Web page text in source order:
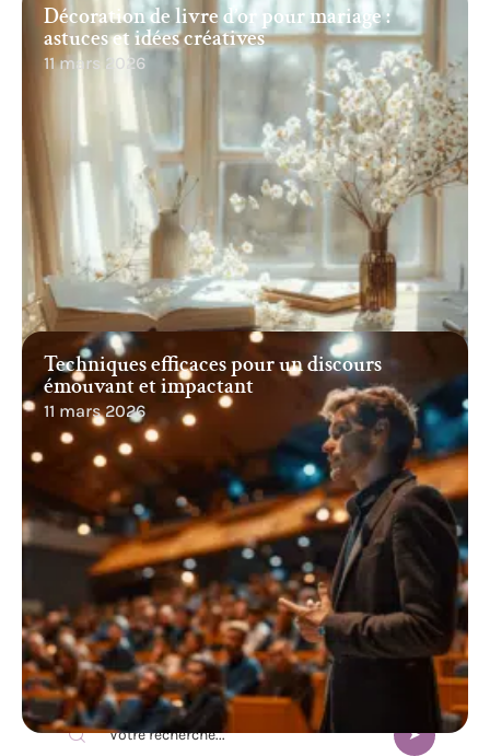
Décoration de livre d’or pour mariage :
astuces et idées créatives
11 mars 2026
Techniques efficaces pour un discours
émouvant et impactant
11 mars 2026
Recherche